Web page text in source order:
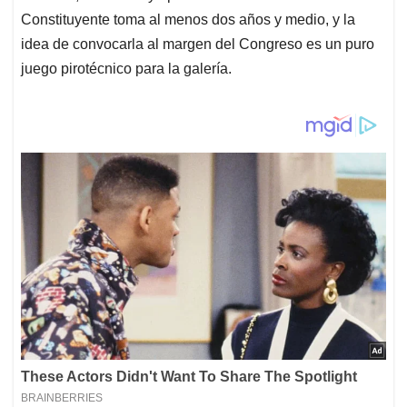
Constituyente toma al menos dos años y medio, y la
idea de convocarla al margen del Congreso es un puro
juego pirotécnico para la galería.